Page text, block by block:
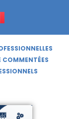
COMMENTÉES